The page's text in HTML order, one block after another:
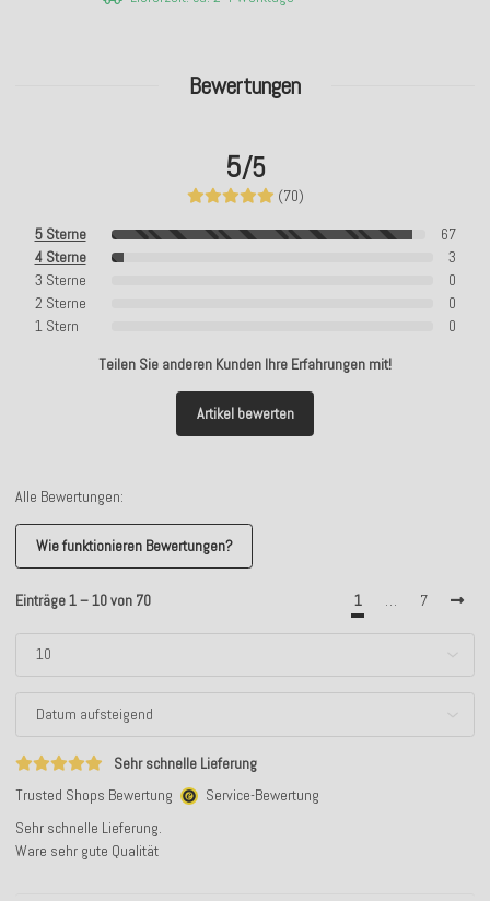
Bewertungen
5/5
(70)
5 Sterne
67
4 Sterne
3
3 Sterne
0
2 Sterne
0
1 Stern
0
Teilen Sie anderen Kunden Ihre Erfahrungen mit!
Artikel bewerten
Alle Bewertungen:
Wie funktionieren Bewertungen?
Einträge 1 – 10 von 70 1 7
Sehr schnelle Lieferung
Trusted Shops Bewertung
Service-Bewertung
Sehr schnelle Lieferung.
Ware sehr gute Qualität